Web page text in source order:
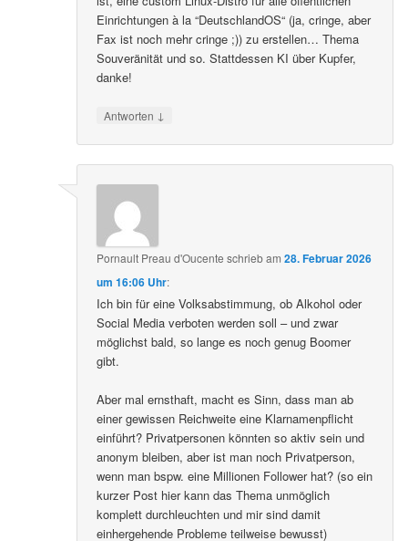
Einrichtungen à la “DeutschlandOS“ (ja, cringe, aber
Fax ist noch mehr cringe ;)) zu erstellen… Thema
Souveränität und so. Stattdessen KI über Kupfer,
danke!
Antworten ↓
Pornault Preau d'Oucente schriebam28. Februar 2026
um 16:06 Uhr:
Ich bin für eine Volksabstimmung, ob Alkohol oder
Social Media verboten werden soll – und zwar
möglichst bald, so lange es noch genug Boomer
gibt.
Aber mal ernsthaft, macht es Sinn, dass man ab
einer gewissen Reichweite eine Klarnamenpflicht
einführt? Privatpersonen könnten so aktiv sein und
anonym bleiben, aber ist man noch Privatperson,
wenn man bspw. eine Millionen Follower hat? (so ein
kurzer Post hier kann das Thema unmöglich
komplett durchleuchten und mir sind damit
einhergehende Probleme teilweise bewusst)